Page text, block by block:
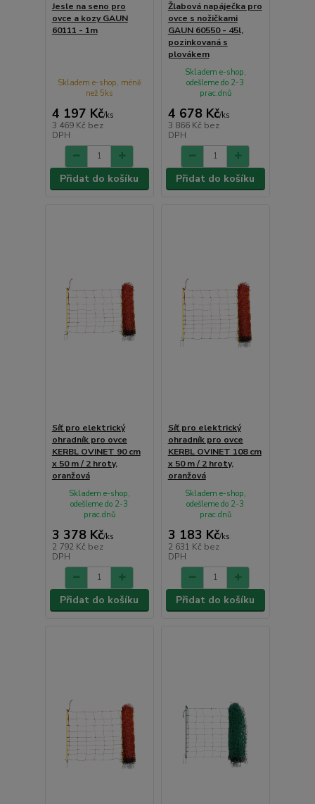
Jesle na seno pro
ovce a kozy GAUN
60111 - 1m
4 197 Kč/ks
3 469 Kč bez
DPH
Skladem e-shop, méně
než 5ks
Přidat do košíku
Žlabová napáječka pro
ovce s nožičkami
GAUN 60550 - 45l,
pozinkovaná s
plovákem
4 678 Kč/ks
3 866 Kč bez
DPH
Skladem e-shop,
odešleme do 2-3
prac.dnů
Přidat do košíku
Síť pro elektrický
ohradník pro ovce
KERBL OVINET 90 cm
x 50 m / 2 hroty,
oranžová
3 378 Kč/ks
2 792 Kč bez
DPH
Skladem e-shop,
odešleme do 2-3
prac.dnů
Přidat do košíku
Síť pro elektrický
ohradník pro ovce
KERBL OVINET 108 cm
x 50 m / 2 hroty,
oranžová
3 183 Kč/ks
2 631 Kč bez
DPH
Skladem e-shop,
odešleme do 2-3
prac.dnů
Přidat do košíku